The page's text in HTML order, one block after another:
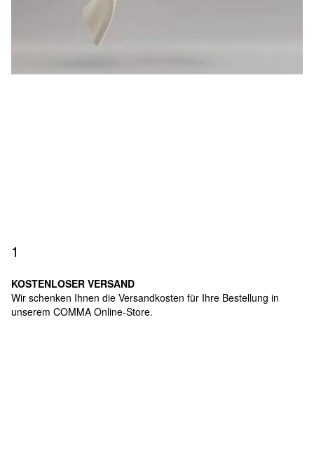
1
KOSTENLOSER VERSAND
Wir schenken Ihnen die Versandkosten für Ihre Bestellung in
unserem COMMA Online-Store.